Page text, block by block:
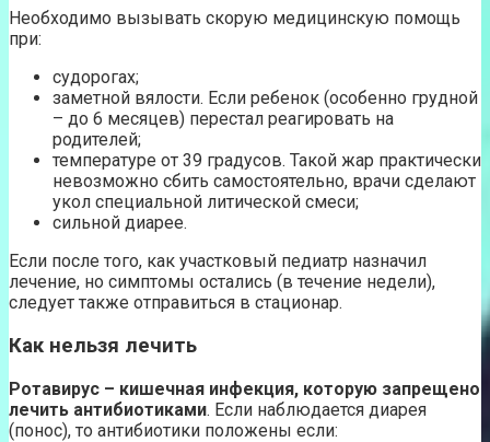
Необходимо вызывать скорую медицинскую помощь
при:
судорогах;
заметной вялости. Если ребенок (особенно грудной
– до 6 месяцев) перестал реагировать на
родителей;
температуре от 39 градусов. Такой жар практически
невозможно сбить самостоятельно, врачи сделают
укол специальной литической смеси;
сильной диарее.
Если после того, как участковый педиатр назначил
лечение, но симптомы остались (в течение недели),
следует также отправиться в стационар.
Как нельзя лечить
Ротавирус – кишечная инфекция, которую запрещено
лечить антибиотиками. Если наблюдается диарея
(понос), то антибиотики положены если: